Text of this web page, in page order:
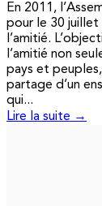
En 2011,
pour le 30
l’amitié.
l’amitié non
pays et
partage d’un
qui...
Lire la suite →